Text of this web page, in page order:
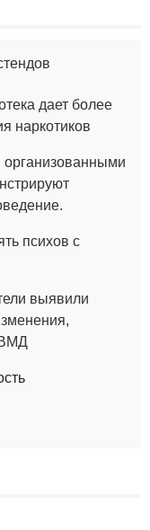
дает более
наркотиков
психов с
выявили